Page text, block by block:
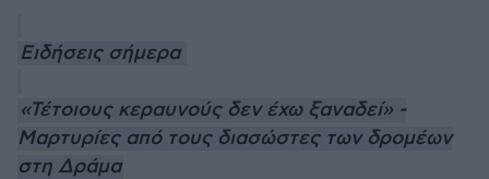
Ειδήσεις σήμερα
«Τέτοιους κεραυνούς δεν έχω ξαναδεί» -
Μαρτυρίες από τους διασώστες των δρομέων
στη Δράμα